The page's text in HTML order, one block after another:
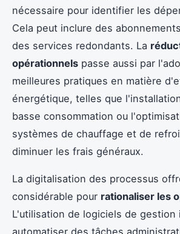
nécessaire pour identifier les
Cela peut inclure des
des services redondants. La
opérationnels passe aussi par
meilleures pratiques en matière
énergétique, telles que
basse consommation ou
systèmes de chauffage et de
diminuer les frais généraux.
La digitalisation des processus
considérable pour rationaliser les
L'utilisation de logiciels de gestion